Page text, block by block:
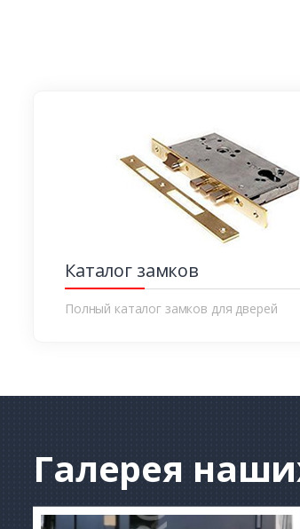
Каталог замков
Полный каталог замков для дверей
Галерея